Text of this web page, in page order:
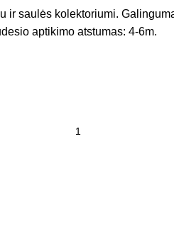
ir saulės kolektoriumi.
aptikimo atstumas: 4-6m.